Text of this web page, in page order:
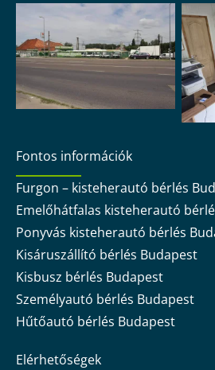
Fontos információk
Furgon – kisteherautó bérlés
Emelőhátfalas kisteherautó
Ponyvás kisteherautó bérlés
Kisáruszállító bérlés Budapest
Kisbusz bérlés Budapest
Személyautó bérlés Budapest
Hűtőautó bérlés Budapest
Elérhetőségek